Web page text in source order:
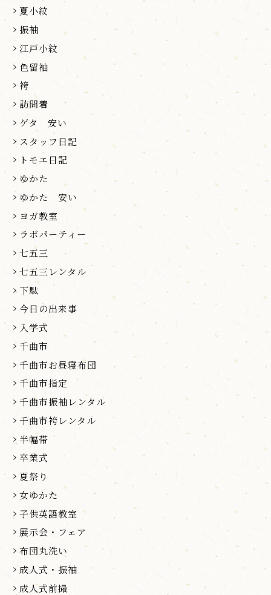
夏小紋
振袖
江戸小紋
色留袖
袴
訪問着
ゲタ 安い
スタッフ日記
トモエ日記
ゆかた
ゆかた 安い
ヨガ教室
ラボパーティー
七五三
七五三レンタル
下駄
今日の出来事
入学式
千曲市
千曲市お昼寝布団
千曲市指定
千曲市振袖レンタル
千曲市袴レンタル
半幅帯
卒業式
夏祭り
女ゆかた
子供英語教室
展示会・フェア
布団丸洗い
成人式・振袖
成人式前撮